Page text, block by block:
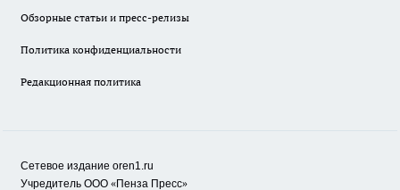
Обзорные статьи и пресс-релизы
Политика конфиденциальности
Редакционная политика
Сетевое издание oren1.ru
Учредитель ООО «Пенза Пресс»